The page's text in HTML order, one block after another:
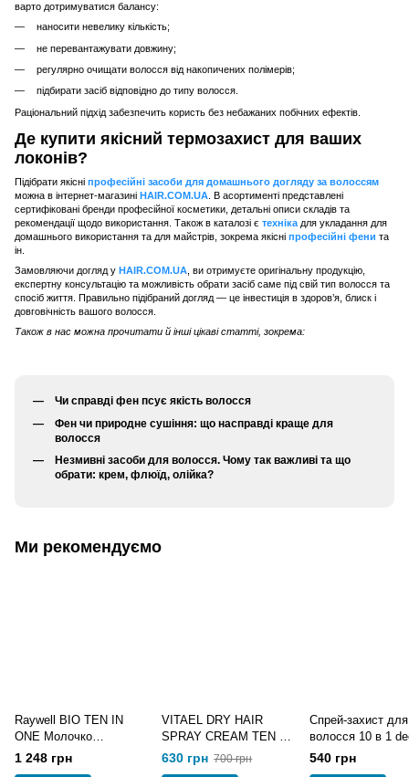
варто дотримуватися балансу:
наносити невелику кількість;
не перевантажувати довжину;
регулярно очищати волосся від накопичених полімерів;
підбирати засіб відповідно до типу волосся.
Раціональний підхід забезпечить користь без небажаних побічних ефектів.
Де купити якісний термозахист для ваших
локонів?
Підібрати якісні професійні засоби для домашнього догляду за волоссям
можна в інтернет-магазині HAIR.COM.UA . В асортименті представлені
сертифіковані бренди професійної косметики, детальні описи складів та
рекомендації щодо використання. Також в каталозі є техніка для укладання для
домашнього використання та для майстрів, зокрема якісні професійні фени та
ін.
Замовляючи догляд у HAIR.COM.UA , ви отримуєте оригінальну продукцію,
експертну консультацію та можливість обрати засіб саме під свій тип волосся та
спосіб життя. Правильно підібраний догляд — це інвестиція в здоров’я, блиск і
довговічність вашого волосся.
Також в нас можна прочитати й інші цікаві статті, зокрема:
Чи справді фен псує якість волосся
Фен чи природне сушіння: що насправді краще для
волосся
Незмивні засоби для волосся. Чому так важливі та що
обрати: крем, флюїд, олійка?
Ми рекомендуємо
Raywell BIO TEN IN
ONE Молочко
термозахист для
волосся 10 в 1 200 мл
1 248 грн
VITAEL DRY HAIR
SPRAY CREAM TEN IN
ONE Термозахист 10 в
1 150 мл
630 грн 700 грн
Спрей-захист для
волосся 10 в 1
protecting hair
in 1 200 мл
540 грн